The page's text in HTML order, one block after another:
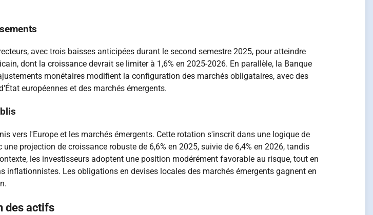
avec trois baisses anticipées durant le second semestre 2025, pour atteindre
dont la croissance devrait se limiter à 1,6% en 2025-2026. En parallèle, la Banque
monétaires modifient la configuration des marchés obligataires, avec des
européennes et des marchés émergents.
vers l'Europe et les marchés émergents. Cette rotation s'inscrit dans une logique de
projection de croissance robuste de 6,6% en 2025, suivie de 6,4% en 2026, tandis
les investisseurs adoptent une position modérément favorable au risque, tout en
Les obligations en devises locales des marchés émergents gagnent en
des actifs